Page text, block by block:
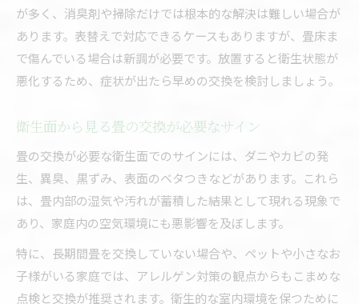
が多く、消臭剤や掃除だけでは根本的な解決は難しい場合が
あります。表替えで対応できるケースもありますが、畳床ま
で傷んでいる場合は新調が必要です。放置すると衛生状態が
悪化するため、症状が出たら早めの交換を検討しましょう。
衛生面から見る畳の交換が必要なサイン
畳の交換が必要な衛生面でのサインには、ダニやカビの発
生、異臭、黒ずみ、表面のベタつきなどがあります。これら
は、畳内部の湿気や汚れが蓄積した結果として現れる現象で
あり、家庭内の空気環境にも悪影響を及ぼします。
特に、長期間畳を交換していない場合や、ペットや小さなお
子様がいる家庭では、アレルゲン対策の観点からもこまめな
点検と交換が推奨されます。衛生的な室内環境を保つために